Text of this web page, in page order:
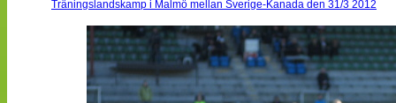
Träningslandskamp i Malmö mellan Sverige-Kanada den 31/3 2012